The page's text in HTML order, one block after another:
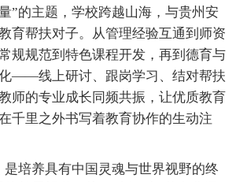
”的主题，学校跨越山海，与贵州安
育帮扶对子。从管理经验互通到师资
规规范到特色课程开发，再到德育与
——线上研讨、跟岗学习、结对帮扶
师的专业成长同频共振，让优质教育
千里之外书写着教育协作的生动注
培养具有中国灵魂与世界视野的终